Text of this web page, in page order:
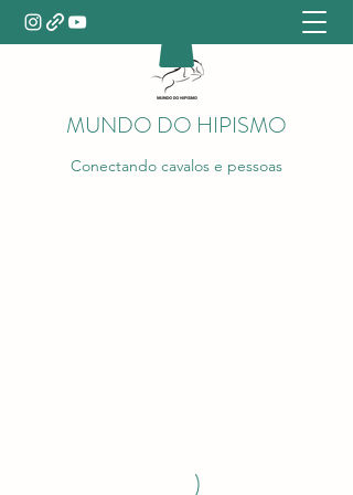
MUNDO DO HIPISMO
Conectando cavalos e pessoas